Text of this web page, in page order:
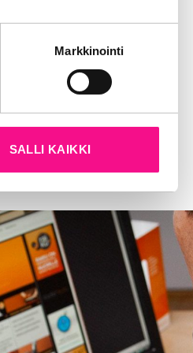
sivustoamme.
Markkinointi
SALLI KAIKKI